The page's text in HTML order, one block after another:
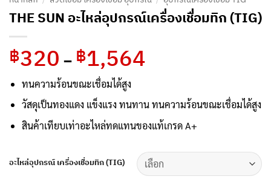
THE SUN อะไหล่อุปกรณ์เครื่องเชื่อมทิก (TIG)
฿320 – ฿1,564
through
฿1,564
ทนความร้อนขณะเชื่อมได้สูง
วัสดุเป็นทองแดง แข็งแรง ทนทาน ทนความร้อนขณะเชื่อมได้สูง
สินค้าเทียบเท่าอะไหล่ทดแทนของแท้เกรด A+
อะไหล่อุปกรณ์ เครื่องเชื่อมทิก (TIG)